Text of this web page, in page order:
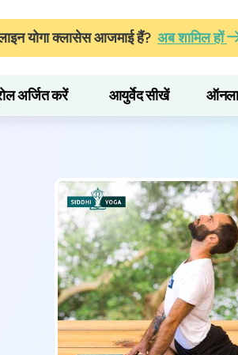
योगा क्लासेस आजमाई हैं? अब शामिल हों
अर्जित करें आयुर्वेद सीखें